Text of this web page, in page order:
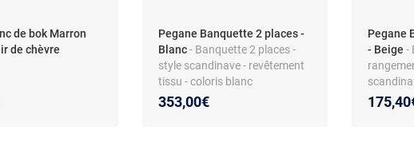
de bok Marron
de chèvre
Pegane Banquette 2 places -
Blanc- Banquette 2 places -
style scandinave - revêtement
tissu - coloris blanc
353,00€
Pegane
- Beige-
place